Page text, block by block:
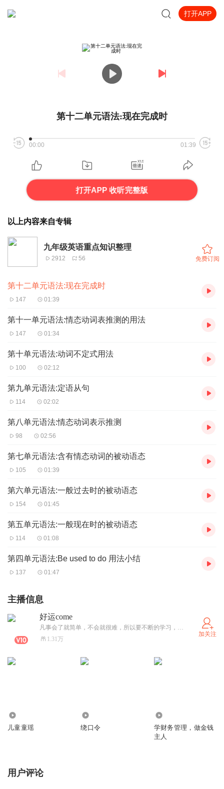
打开APP
第十二单元语法:现在完成时
00:00 01:39
打开APP 收听完整版
以上内容来自专辑
九年级英语重点知识整理
2912 56 免费订阅
第十二单元语法:现在完成时
147 01:39
第十一单元语法:情态动词表推测的用法
147 01:34
第十单元语法:动词不定式用法
100 02:12
第九单元语法:定语从句
114 02:02
第八单元语法:情态动词表示推测
98 02:56
第七单元语法:含有情态动词的被动语态
105 01:39
第六单元语法:一般过去时的被动语态
154 01:45
第五单元语法:一般现在时的被动语态
114 01:08
第四单元语法:Be used to do 用法小结
137 01:47
主播信息
好运come
凡事会了就简单，不会就很难，所以要不断的学习，提高自己做事情的能力
1.31万
加关注
儿童童瑶 绕口令
学财务管理，做金钱
主人
用户评论